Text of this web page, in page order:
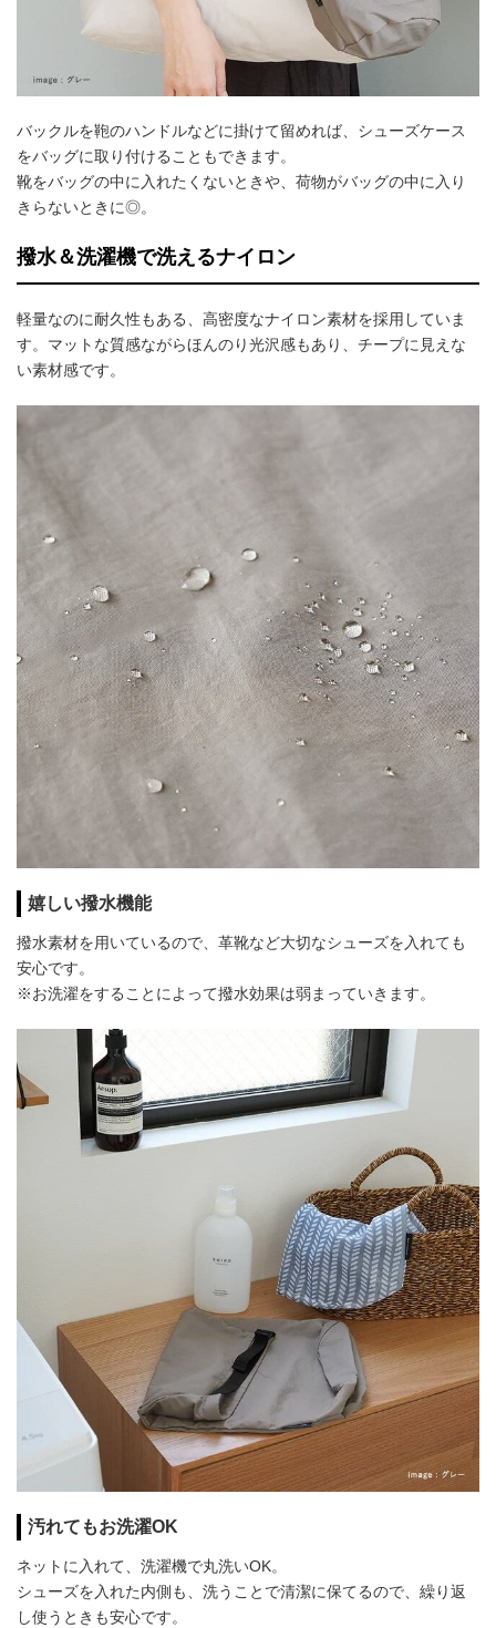
バックルを鞄のハンドルなどに掛けて留めれば、シューズケース
をバッグに取り付けることもできます。
靴をバッグの中に入れたくないときや、荷物がバッグの中に入り
きらないときに◎。
撥水＆洗濯機で洗えるナイロン
軽量なのに耐久性もある、高密度なナイロン素材を採用していま
す。マットな質感ながらほんのり光沢感もあり、チープに見えな
い素材感です。
嬉しい撥水機能
撥水素材を用いているので、革靴など大切なシューズを入れても
安心です。
※お洗濯をすることによって撥水効果は弱まっていきます。
汚れてもお洗濯OK
ネットに入れて、洗濯機で丸洗いOK。
シューズを入れた内側も、洗うことで清潔に保てるので、繰り返
し使うときも安心です。